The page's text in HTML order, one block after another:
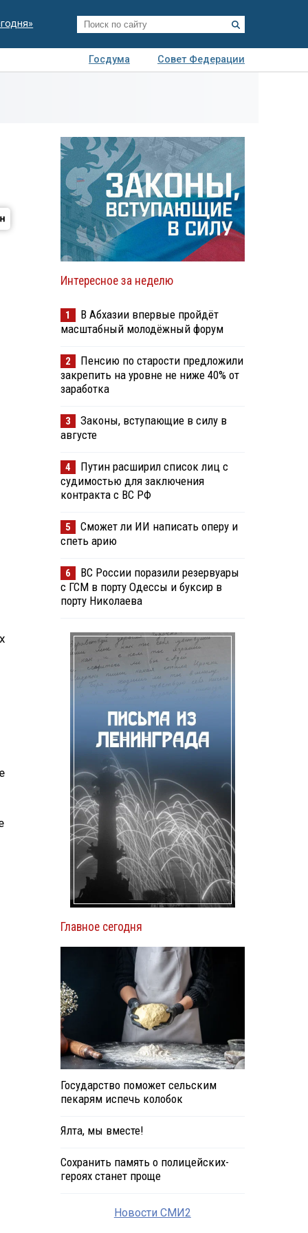
Госдума
Совет Федерации
Интересное за неделю
1
В Абхазии впервые пройдёт
масштабный молодёжный форум
2
Пенсию по старости предложили
закрепить на уровне не ниже 40% от
заработка
3
Законы, вступающие в силу в
августе
4
Путин расширил список лиц с
судимостью для заключения
контракта с ВС РФ
5
Сможет ли ИИ написать оперу и
спеть арию
6
ВС России поразили резервуары
с ГСМ в порту Одессы и буксир в
порту Николаева
Главное сегодня
Государство поможет сельским
пекарям испечь колобок
Ялта, мы вместе!
Сохранить память о полицейских-
героях станет проще
Новости СМИ2